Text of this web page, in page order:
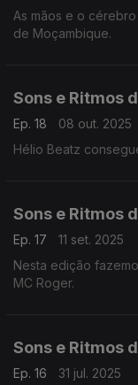
As mãos e o
de Moçambique.
Sons e Ritmos
Ep. 18
08 out. 2025
Hélio Beatz
Sons e Ritmos
Ep. 17
11 set. 2025
Nesta edição
MC Roger.
Sons e Ritmos
Ep. 16
31 jul. 2025